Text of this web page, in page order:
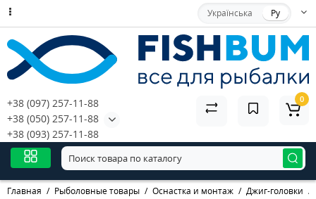
Українська Ру
+38 (097) 257-11-88
+38 (050) 257-11-88
+38 (093) 257-11-88
0
Главная Рыболовные товары Оснастка и монтаж Джиг-головки